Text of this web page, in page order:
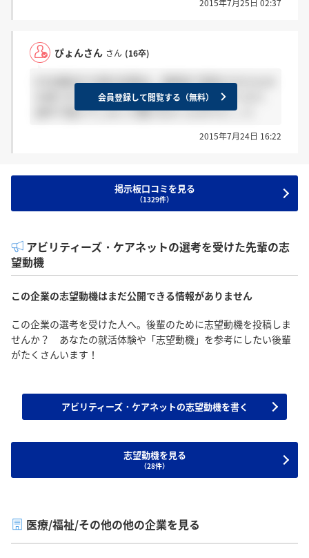
2015年7月25日 02:37
ぴょんさん さん (16卒)
ESを郵送する時の封筒は、説明会で配布されたもの
を使うのでしょうか？説明会中に体調が悪くなり、
途中で抜けてしまって聞けなかったので(＞_＜)
会員登録して閲覧する（無料）
2015年7月24日 16:22
掲示板口コミを見る
（1329件）
アビリティーズ・ケアネットの選考を受けた先輩の志
望動機
この企業の志望動機はまだ公開できる情報がありません
この企業の選考を受けた人へ。後輩のために志望動機を投稿しま
せんか？ あなたの就活体験や「志望動機」を参考にしたい後輩
がたくさんいます！
アビリティーズ・ケアネットの志望動機を書く
志望動機を見る
（28件）
医療/福祉/その他の他の企業を見る